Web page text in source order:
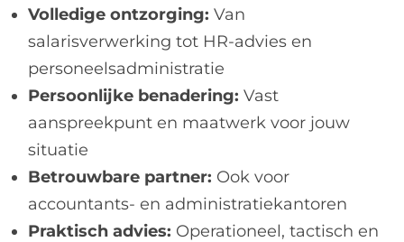
Volledige ontzorging: Van
salarisverwerking tot HR-advies en
personeelsadministratie
Persoonlijke benadering: Vast
aanspreekpunt en maatwerk voor jouw
situatie
Betrouwbare partner: Ook voor
accountants- en administratiekantoren
Praktisch advies: Operationeel, tactisch en